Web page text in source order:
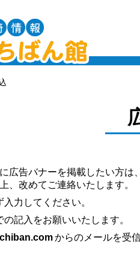
広告バナーを掲載したい方は
、改めてご連絡いたします。
力してください。
の記入をお願いいたします。
からのメールを受